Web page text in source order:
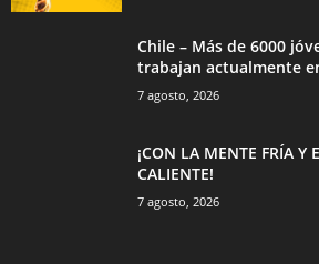
Chile – Más de 6000
trabajan actualmente
7 agosto, 2026
¡CON LA MENTE FRÍA Y
CALIENTE!
7 agosto, 2026